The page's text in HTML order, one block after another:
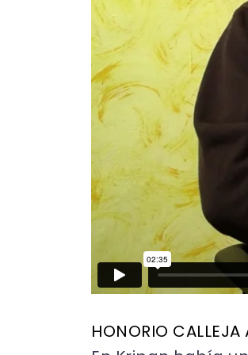
HONORIO CALLEJA